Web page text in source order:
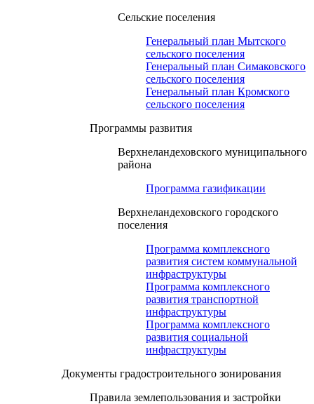
Сельские поселения
Генеральный план Мытского
сельского поселения
Генеральный план Симаковского
сельского поселения
Генеральный план Кромского
сельского поселения
Программы развития
Верхнеландеховского муниципального
района
Программа газификации
Верхнеландеховского городского
поселения
Программа комплексного
развития систем коммунальной
инфраструктуры
Программа комплексного
развития транспортной
инфраструктуры
Программа комплексного
развития социальной
инфраструктуры
Документы градостроительного зонирования
Правила землепользования и застройки